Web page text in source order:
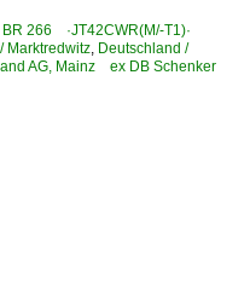
266 ·JT42CWR(M/-T1)·
Marktredwitz, Deutschland /
AG, Mainz ex DB Schenker